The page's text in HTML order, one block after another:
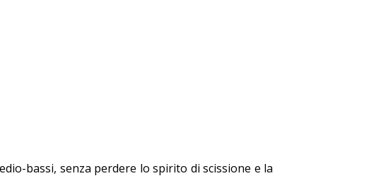
bassi, senza perdere lo spirito di scissione e la